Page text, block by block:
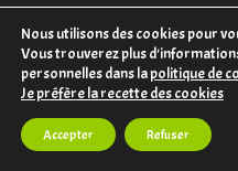
Nous utilisons des cookies pour
Vous trouverez plus
personnelles dans lapolitique de
Je préfère la recette des cookies
Accepter Refuser